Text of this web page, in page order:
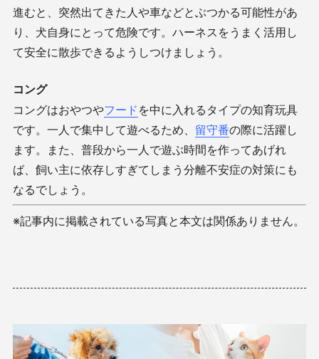
進むと、突然出てきた人や車などとぶつかる可能性があ
り、犬自身にとって危険です。ハーネスをうまく活用し
て安全に散歩できるようしつけましょう。
コング
コングはおやつやフード を中に入れるタイプの知育玩具
です。一人で集中して遊べるため、 留守番の際に活躍し
ます。また、普段から一人で遊ぶ時間を作ってあげれ
ば、飼い主に依存しすぎてしまう分離不安症の対策にも
なるでしょう。
※記事内に掲載されている写真と本文は関係ありません。